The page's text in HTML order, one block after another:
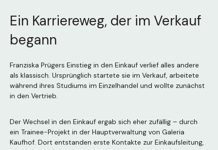
Ein Karriereweg, der im Verkauf
begann
Franziska Prügers Einstieg in den Einkauf verlief alles andere
als klassisch. Ursprünglich startete sie im Verkauf, arbeitete
während ihres Studiums im Einzelhandel und wollte zunächst
in den Vertrieb.
Der Wechsel in den Einkauf ergab sich eher zufällig – durch
ein Trainee-Projekt in der Hauptverwaltung von Galeria
Kaufhof. Dort entstanden erste Kontakte zur Einkaufsleitung,